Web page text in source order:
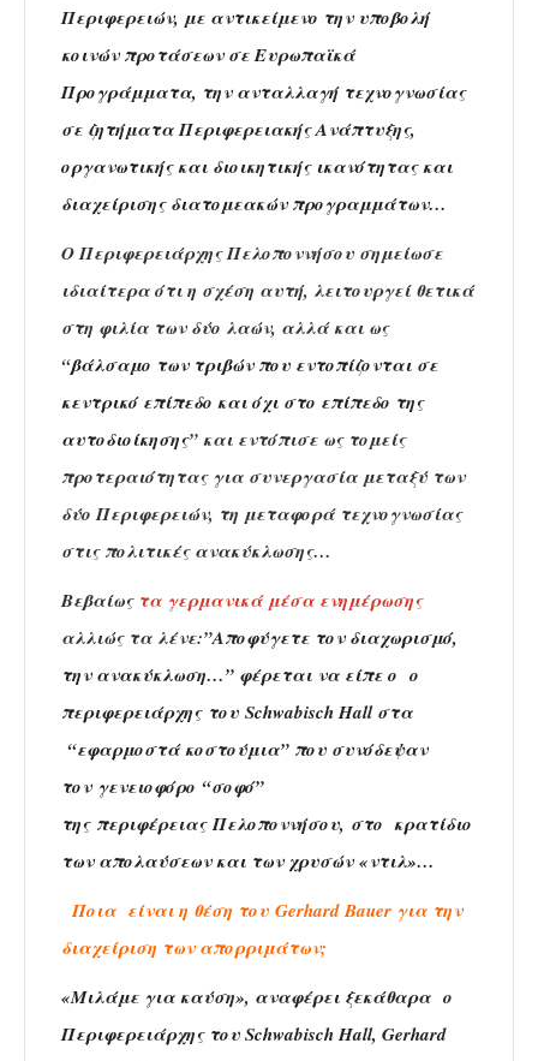
Περιφερειών, με αντικείμενο την υποβολή
κοινών προτάσεων σε Ευρωπαϊκά
Προγράμματα, την ανταλλαγή τεχνογνωσίας
σε ζητήματα Περιφερειακής Ανάπτυξης,
οργανωτικής και διοικητικής ικανότητας και
διαχείρισης διατομεακών προγραμμάτων…
Ο Περιφερειάρχης Πελοποννήσου σημείωσε
ιδιαίτερα ότι η σχέση αυτή, λειτουργεί θετικά
στη φιλία των δύο λαών, αλλά και ως
“βάλσαμο των τριβών που εντοπίζονται σε
κεντρικό επίπεδο και όχι στο επίπεδο της
αυτοδιοίκησης” και εντόπισε ως τομείς
προτεραιότητας για συνεργασία μεταξύ των
δύο Περιφερειών, τη μεταφορά τεχνογνωσίας
στις πολιτικές ανακύκλωσης…
Βεβαίως τα γερμανικά μέσα ενημέρωσης
αλλιώς τα λένε:”Αποφύγετε τον διαχωρισμό,
την ανακύκλωση…” φέρεται να είπε ο ο
περιφερειάρχης του Schwabisch Hall στα
“εφαρμοστά κοστούμια” που συνόδεψαν
τον γενειοφόρο “σοφό”
της περιφέρειας Πελοποννήσου, στο κρατίδιο
των απολαύσεων και των χρυσών «ντιλ»…
Ποια είναι η θέση του Gerhard Bauer για την
διαχείριση των απορριμάτων;
«Μιλάμε για καύση», αναφέρει ξεκάθαρα ο
Περιφερειάρχης του Schwabisch Hall, Gerhard